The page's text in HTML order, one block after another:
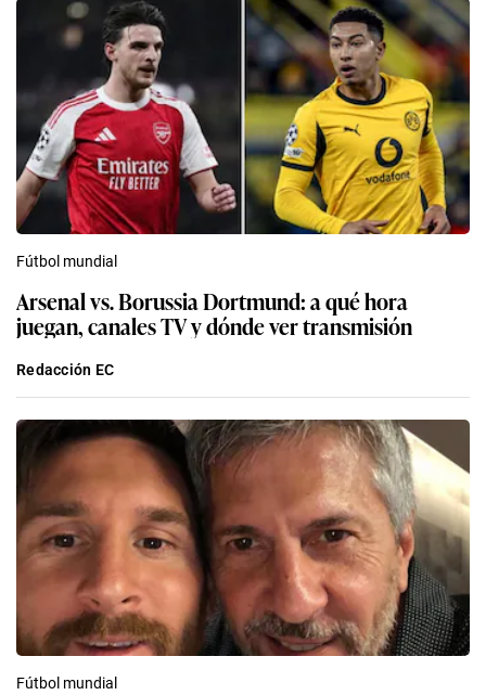
Fútbol mundial
Arsenal vs. Borussia Dortmund: a qué hora
juegan, canales TV y dónde ver transmisión
Redacción EC
Fútbol mundial